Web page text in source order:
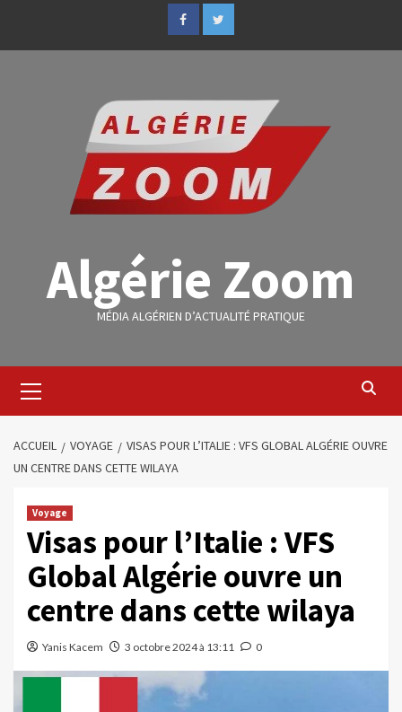
Algérie Zoom
MÉDIA ALGÉRIEN D’ACTUALITÉ PRATIQUE
ACCUEIL VOYAGE
VISAS POUR L’ITALIE : VFS GLOBAL ALGÉRIE OUVRE
UN CENTRE DANS CETTE WILAYA
Voyage
Visas pour l’Italie : VFS
Global Algérie ouvre un
centre dans cette wilaya
Yanis Kacem 3 octobre 2024 à 13:11 0